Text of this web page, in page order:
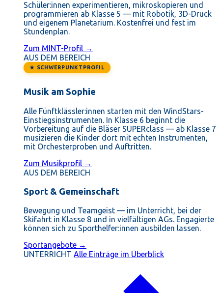
Schüler:innen experimentieren, mikroskopieren und
programmieren ab Klasse 5 — mit Robotik, 3D-Druck
und eigenem Planetarium. Kostenfrei und fest im
Stundenplan.
Zum MINT-Profil →
AUS DEM BEREICH
★ SCHWERPUNKTPROFIL
Musik am Sophie
Alle Fünftklässler:innen starten mit den WindStars-
Einstiegsinstrumenten. In Klasse 6 beginnt die
Vorbereitung auf die Bläser SUPERclass — ab Klasse 7
musizieren die Kinder dort mit echten Instrumenten,
mit Orchesterproben und Auftritten.
Zum Musikprofil →
AUS DEM BEREICH
Sport & Gemeinschaft
Bewegung und Teamgeist — im Unterricht, bei der
Skifahrt in Klasse 8 und in vielfältigen AGs. Engagierte
können sich zu Sporthelfer:innen ausbilden lassen.
Sportangebote →
UNTERRICHT Alle Einträge im Überblick